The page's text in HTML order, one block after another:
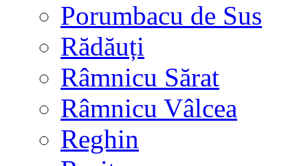
Porumbacu de Sus
Rădăuți
Râmnicu Sărat
Râmnicu Vâlcea
Reghin